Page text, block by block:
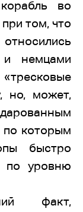
во
том, что
немцами
но, может,
по которым
быстро
по уровню
факт,